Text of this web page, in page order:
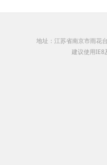
地址：江苏省南京市雨花
建议使用IE8